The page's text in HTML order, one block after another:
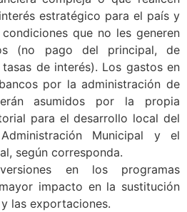
estratégico para el país y
que no les generen
(no pago del principal, de
de interés). Los gastos en
por la administración de
asumidos por la propia
para el desarrollo local del
Municipal y el
según corresponda.
en los programas
impacto en la sustitución
las exportaciones.